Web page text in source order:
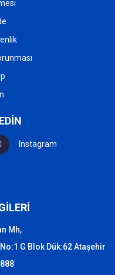
Instagram
Mh,
G Blok Dük:62 Ataşehir